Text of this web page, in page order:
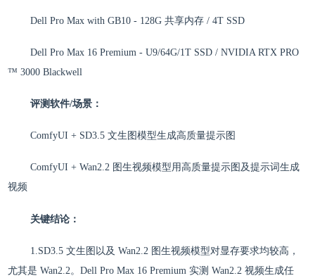
Dell Pro Max with GB10 - 128G 共享内存 / 4T SSD
Dell Pro Max 16 Premium - U9/64G/1T SSD / NVIDIA RTX PRO
™ 3000 Blackwell
评测软件/场景：
ComfyUI + SD3.5 文生图模型生成高质量提示图
ComfyUI + Wan2.2 图生视频模型用高质量提示图及提示词生成
视频
关键结论：
1.SD3.5 文生图以及 Wan2.2 图生视频模型对显存要求均较高，
尤其是 Wan2.2。Dell Pro Max 16 Premium 实测 Wan2.2 视频生成任